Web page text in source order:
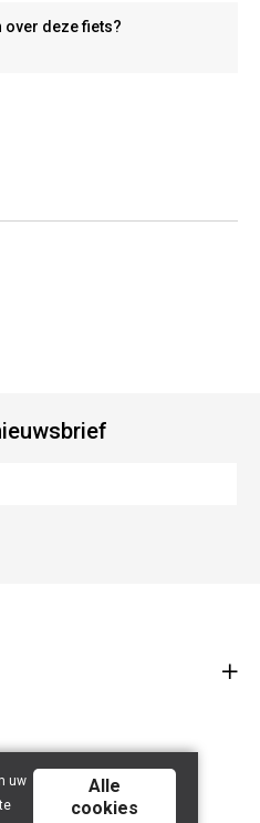
over deze fiets?
uw
Alle
cookies